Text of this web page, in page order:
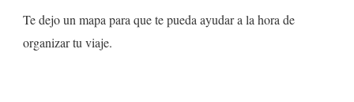
Te dejo un mapa para que te pueda ayudar a la hora de
organizar tu viaje.